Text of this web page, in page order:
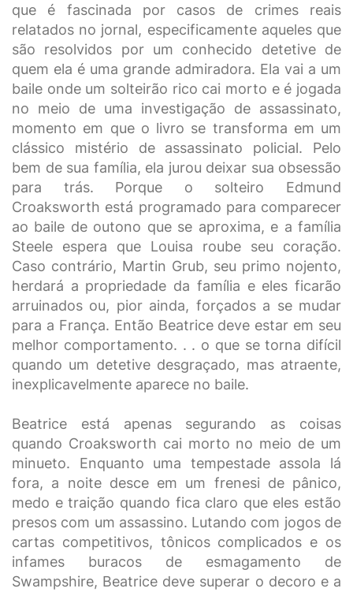
que é fascinada por casos de crimes reais
relatados no jornal, especificamente aqueles que
são resolvidos por um conhecido detetive de
quem ela é uma grande admiradora. Ela vai a um
baile onde um solteirão rico cai morto e é jogada
no meio de uma investigação de assassinato,
momento em que o livro se transforma em um
clássico mistério de assassinato policial. Pelo
bem de sua família, ela jurou deixar sua obsessão
para trás. Porque o solteiro Edmund
Croaksworth está programado para comparecer
ao baile de outono que se aproxima, e a família
Steele espera que Louisa roube seu coração.
Caso contrário, Martin Grub, seu primo nojento,
herdará a propriedade da família e eles ficarão
arruinados ou, pior ainda, forçados a se mudar
para a França. Então Beatrice deve estar em seu
melhor comportamento. . . o que se torna difícil
quando um detetive desgraçado, mas atraente,
inexplicavelmente aparece no baile.
Beatrice está apenas segurando as coisas
quando Croaksworth cai morto no meio de um
minueto. Enquanto uma tempestade assola lá
fora, a noite desce em um frenesi de pânico,
medo e traição quando fica claro que eles estão
presos com um assassino. Lutando com jogos de
cartas competitivos, tônicos complicados e os
infames buracos de esmagamento de
Swampshire, Beatrice deve superar o decoro e a